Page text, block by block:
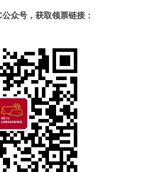
众号，获取领票链接：